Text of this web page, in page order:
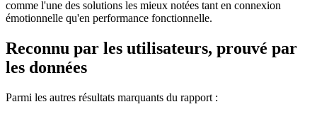
comme l'une des solutions les mieux notées tant en connexion
émotionnelle qu'en performance fonctionnelle.
Reconnu par les utilisateurs, prouvé par
les données
Parmi les autres résultats marquants du rapport :